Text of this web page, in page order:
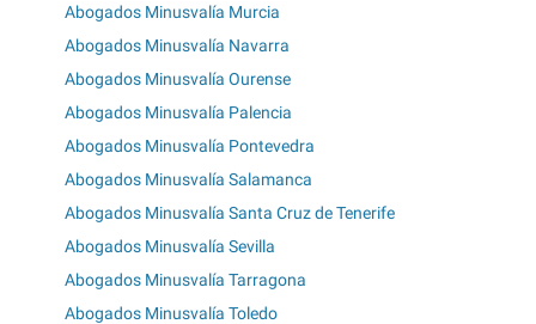
Abogados Minusvalía Murcia
Abogados Minusvalía Navarra
Abogados Minusvalía Ourense
Abogados Minusvalía Palencia
Abogados Minusvalía Pontevedra
Abogados Minusvalía Salamanca
Abogados Minusvalía Santa Cruz de Tenerife
Abogados Minusvalía Sevilla
Abogados Minusvalía Tarragona
Abogados Minusvalía Toledo